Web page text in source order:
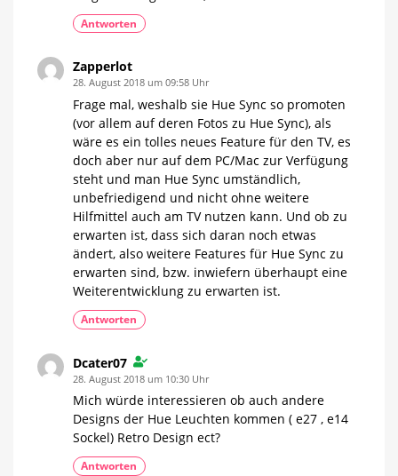
Antworten
Zapperlot
28. August 2018 um 09:58 Uhr
Frage mal, weshalb sie Hue Sync so promoten
(vor allem auf deren Fotos zu Hue Sync), als
wäre es ein tolles neues Feature für den TV, es
doch aber nur auf dem PC/Mac zur Verfügung
steht und man Hue Sync umständlich,
unbefriedigend und nicht ohne weitere
Hilfmittel auch am TV nutzen kann. Und ob zu
erwarten ist, dass sich daran noch etwas
ändert, also weitere Features für Hue Sync zu
erwarten sind, bzw. inwiefern überhaupt eine
Weiterentwicklung zu erwarten ist.
Antworten
Dcater07
28. August 2018 um 10:30 Uhr
Mich würde interessieren ob auch andere
Designs der Hue Leuchten kommen ( e27 , e14
Sockel) Retro Design ect?
Antworten